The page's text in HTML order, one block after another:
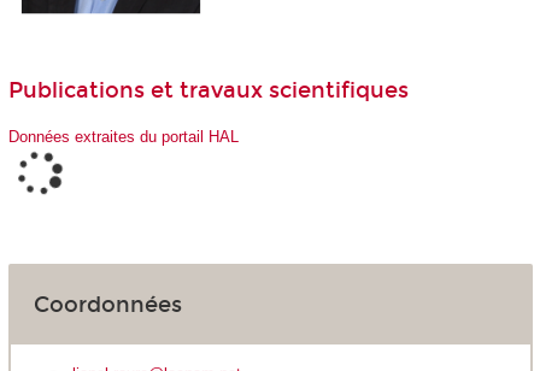
Publications et travaux scientifiques
Données extraites du portail HAL
Coordonnées